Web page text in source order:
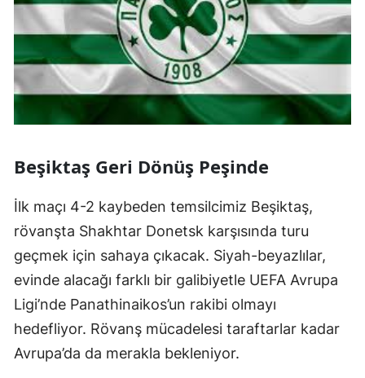
Beşiktaş Geri Dönüş Peşinde
İlk maçı 4-2 kaybeden temsilcimiz Beşiktaş,
rövanşta Shakhtar Donetsk karşısında turu
geçmek için sahaya çıkacak. Siyah-beyazlılar,
evinde alacağı farklı bir galibiyetle UEFA Avrupa
Ligi’nde Panathinaikos’un rakibi olmayı
hedefliyor. Rövanş mücadelesi taraftarlar kadar
Avrupa’da da merakla bekleniyor.